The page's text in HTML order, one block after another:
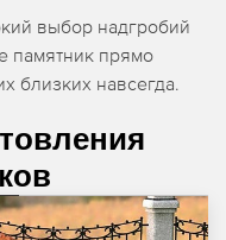
выбор надгробий
памятник прямо